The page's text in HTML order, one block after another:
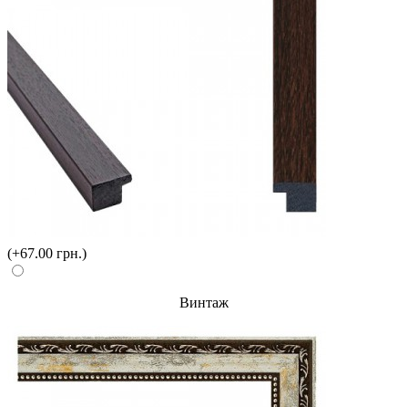
(+67.00 грн.)
Винтаж